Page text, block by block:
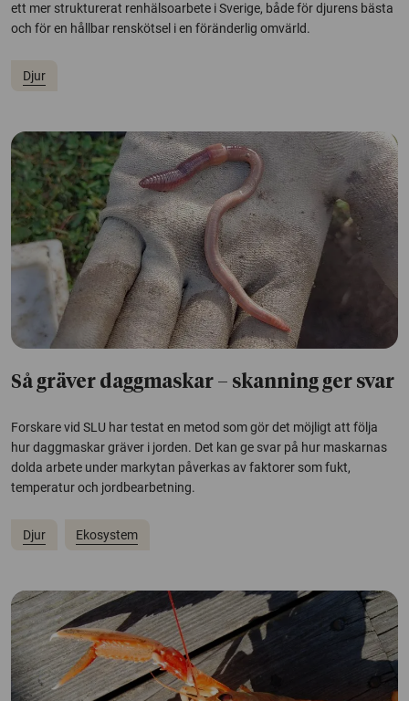
ett mer strukturerat renhälsoarbete i Sverige, både för djurens bästa
och för en hållbar renskötsel i en föränderlig omvärld.
Djur
Så gräver daggmaskar – skanning ger svar
Forskare vid SLU har testat en metod som gör det möjligt att följa
hur daggmaskar gräver i jorden. Det kan ge svar på hur maskarnas
dolda arbete under markytan påverkas av faktorer som fukt,
temperatur och jordbearbetning.
Djur Ekosystem